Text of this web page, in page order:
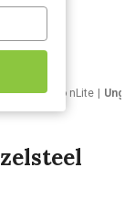
Hiflo nLite